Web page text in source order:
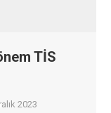
TİS
2023